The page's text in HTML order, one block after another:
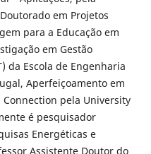
em Projetos
para a Educação em
em Gestão
da Escola de Engenharia
Aperfeiçoamento em
Connection pela University
é pesquisador
Energéticas e
Assistente Doutor do